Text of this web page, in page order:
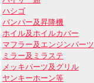
ハシゴ
バンパー及昇降機
ホイル及ホイルカバー
マフラー及エンジンパーツ
ミラー及ミラステ
メッキパーツ及グリル
ヤンキーホーン等